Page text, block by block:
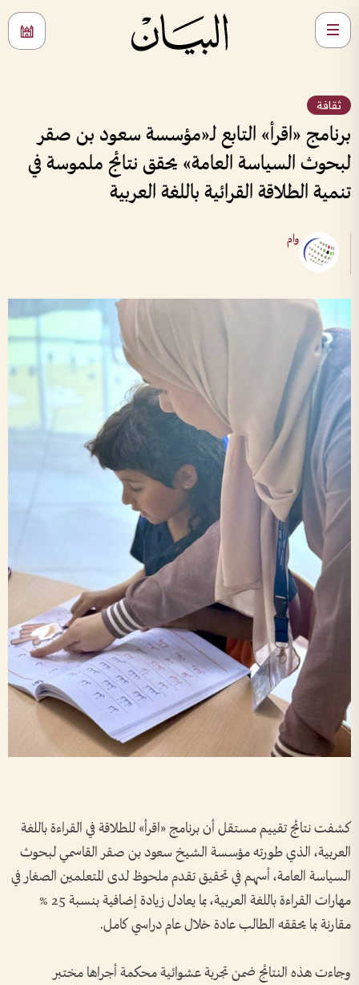
ثقافة
برنامج «اقرأ» التابع لـ«مؤسسة سعود بن صقر
لبحوث السياسة العامة» يحقق نتائج ملموسة في
تنمية الطلاقة القرائية باللغة العربية
وام
كشفت نتائج تقييم مستقل أن برنامج «اقرأ» للطلاقة في القراءة باللغة
العربية، الذي طورته مؤسسة الشيخ سعود بن صقر القاسمي لبحوث
السياسة العامة، أسهم في تحقيق تقدم ملحوظ لدى المتعلمين الصغار في
مهارات القراءة باللغة العربية، بما يعادل زيادة إضافية بنسبة 25 %
مقارنة بما يحققه الطالب عادة خلال عام دراسي كامل.
وجاءت هذه النتائج ضمن تجربة عشوائية محكمة أجراها مختبر